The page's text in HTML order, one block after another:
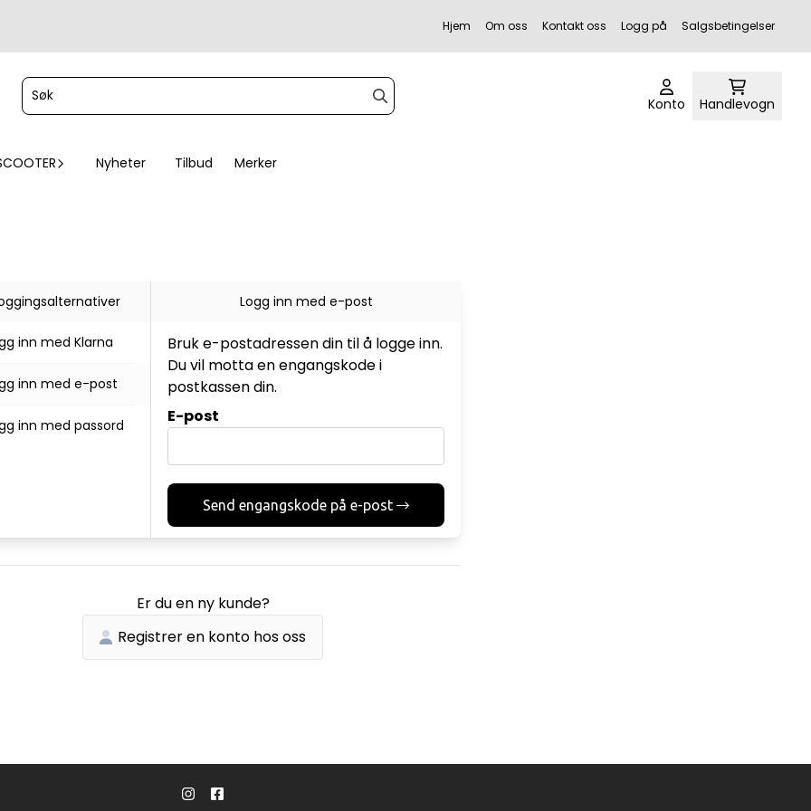
Hjem Om oss Kontakt oss Logg på Salgsbetingelser
Konto Handlevogn
Nyheter Tilbud Merker
inn med Klarna
inn med e-post
inn med passord
Logg inn med e-post
Bruk e-postadressen din til å logge inn.
Du vil motta en engangskode i
postkassen din.
E-post
Send engangskode på e-post
Er du en ny kunde?
Registrer en konto hos oss